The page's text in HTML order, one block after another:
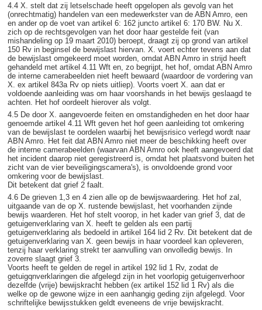
4.4 X. stelt dat zij letselschade heeft opgelopen als gevolg van het
(onrechtmatig) handelen van een medewerkster van de ABN Amro, een
en ander op de voet van artikel 6: 162 juncto artikel 6: 170 BW. Nu X.
zich op de rechtsgevolgen van het door haar gestelde feit (van
mishandeling op 19 maart 2010) beroept, draagt zij op grond van artikel
150 Rv in beginsel de bewijslast hiervan. X. voert echter tevens aan dat
de bewijslast omgekeerd moet worden, omdat ABN Amro in strijd heeft
gehandeld met artikel 4.11 Wft en, zo begrijpt, het hof, omdat ABN Amro
de interne camerabeelden niet heeft bewaard (waardoor de vordering van
X. ex artikel 843a Rv op niets uitliep). Voorts voert X. aan dat er
voldoende aanleiding was om haar voorshands in het bewijs geslaagd te
achten. Het hof oordeelt hierover als volgt.
4.5 De door X. aangevoerde feiten en omstandigheden en het door haar
genoemde artikel 4.11 Wft geven het hof geen aanleiding tot omkering
van de bewijslast te oordelen waarbij het bewijsrisico verlegd wordt naar
ABN Amro. Het feit dat ABN Amro niet meer de beschikking heeft over
de interne camerabeelden (waarvan ABN Amro ook heeft aangevoerd dat
het incident daarop niet geregistreerd is, omdat het plaatsvond buiten het
zicht van de vier beveiligingscamera's), is onvoldoende grond voor
omkering voor de bewijslast.
Dit betekent dat grief 2 faalt.
4.6 De grieven 1,3 en 4 zien alle op de bewijswaardering. Het hof zal,
uitgaande van de op X. rustende bewijslast, het voorhanden zijnde
bewijs waarderen. Het hof stelt voorop, in het kader van grief 3, dat de
getuigenverklaring van X. heeft te gelden als een partij
getuigenverklaring als bedoeld in artikel 164 lid 2 Rv. Dit betekent dat de
getuigenverklaring van X. geen bewijs in haar voordeel kan opleveren,
tenzij haar verklaring strekt ter aanvulling van onvolledig bewijs. In
zoverre slaagt grief 3.
Voorts heeft te gelden de regel in artikel 192 lid 1 Rv, zodat de
getuigqnverklaringen die afgelegd zijn in het voorlopig getuigenverhoor
dezelfde (vrije) bewijskracht hebben (ex artikel 152 lid 1 Rv) als die
welke op de gewone wijze in een aanhangig geding zijn afgelegd. Voor
schriftelijke bewijsstukken geldt eveneens de vrije bewijskracht.